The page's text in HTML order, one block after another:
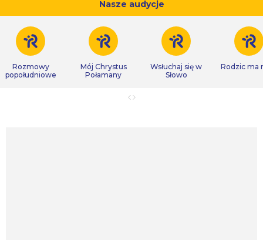
Nasze audycje
Rozmowy
popołudniowe
Mój Chrystus
Połamany
Wsłuchaj się w
Słowo
Rodzic ma